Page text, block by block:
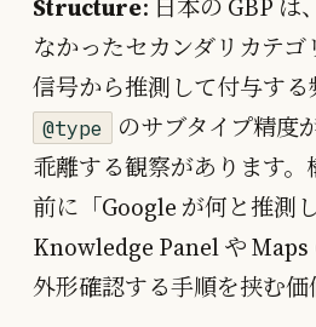
Structure: 日本の GBP は
なかったセカンダリカテ
信号から推測して付与する
@type
のサブタイプ精度
乖離する観察があります。
前に「Google が何と推測
Knowledge Panel や Maps
外形確認する手順を挟む価